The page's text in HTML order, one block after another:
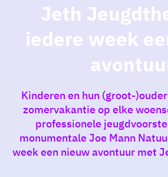
Jeth
iedere week
Kinderen en hun (groot-
zomervakantie op elke
professionele
monumentale Joe Mann
week een nieuw avontuur met
iets leuks
rondom